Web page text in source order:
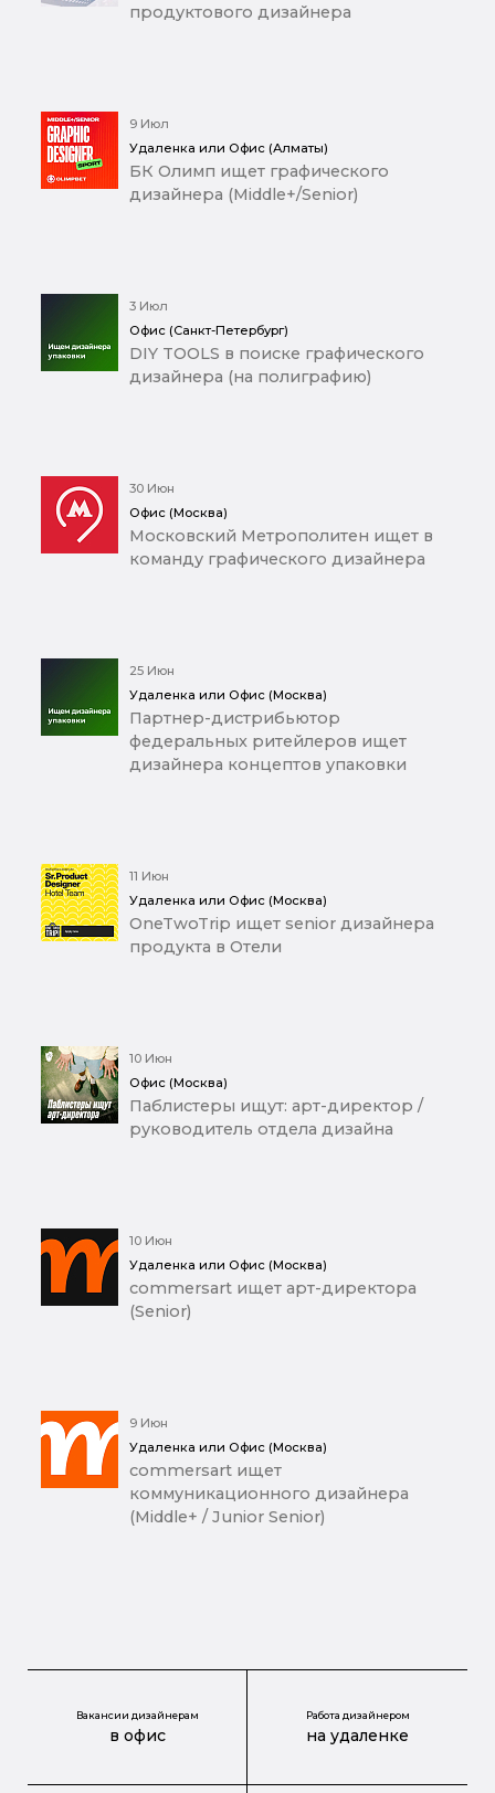
продуктового дизайнера
9 Июл
Удаленка или Офис (Алматы)
БК Олимп ищет графического
дизайнера (Middle+/Senior)
3 Июл
Офис (Санкт-Петербург)
DIY TOOLS в поиске графического
дизайнера (на полиграфию)
30 Июн
Офис (Москва)
Московский Метрополитен ищет в
команду графического дизайнера
25 Июн
Удаленка или Офис (Москва)
Партнер-дистрибьютор
федеральных ритейлеров ищет
дизайнера концептов упаковки
11 Июн
Удаленка или Офис (Москва)
OneTwoTrip ищет senior дизайнера
продукта в Отели
10 Июн
Офис (Москва)
Паблистеры ищут: арт-директор /
руководитель отдела дизайна
10 Июн
Удаленка или Офис (Москва)
commersart ищет арт-директора
(Senior)
9 Июн
Удаленка или Офис (Москва)
commersart ищет
коммуникационного дизайнера
(Middle+ / Junior Senior)
Вакансии дизайнерам
в офис
Работа дизайнером
на удаленке